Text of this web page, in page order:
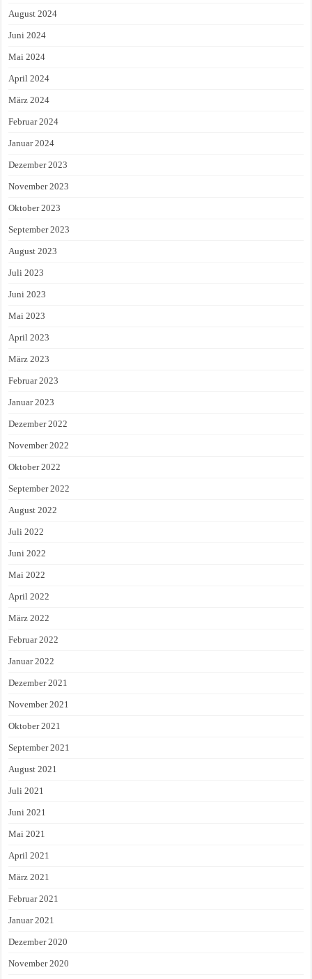
August 2024
Juni 2024
Mai 2024
April 2024
März 2024
Februar 2024
Januar 2024
Dezember 2023
November 2023
Oktober 2023
September 2023
August 2023
Juli 2023
Juni 2023
Mai 2023
April 2023
März 2023
Februar 2023
Januar 2023
Dezember 2022
November 2022
Oktober 2022
September 2022
August 2022
Juli 2022
Juni 2022
Mai 2022
April 2022
März 2022
Februar 2022
Januar 2022
Dezember 2021
November 2021
Oktober 2021
September 2021
August 2021
Juli 2021
Juni 2021
Mai 2021
April 2021
März 2021
Februar 2021
Januar 2021
Dezember 2020
November 2020